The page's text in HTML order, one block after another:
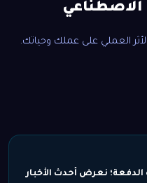
الاصطناعي
العملي على عملك وحياتك.
نعرض أحدث الأخبار